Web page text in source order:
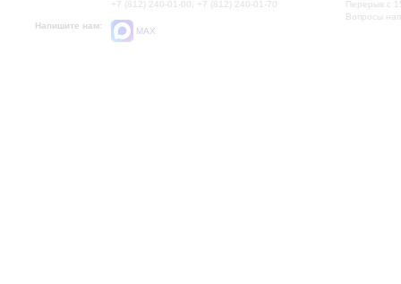
+7 (812) 240-01-00, +7 (812) 240-01-70
Напишите нам:
MAX
Перерыв с
Вопросы